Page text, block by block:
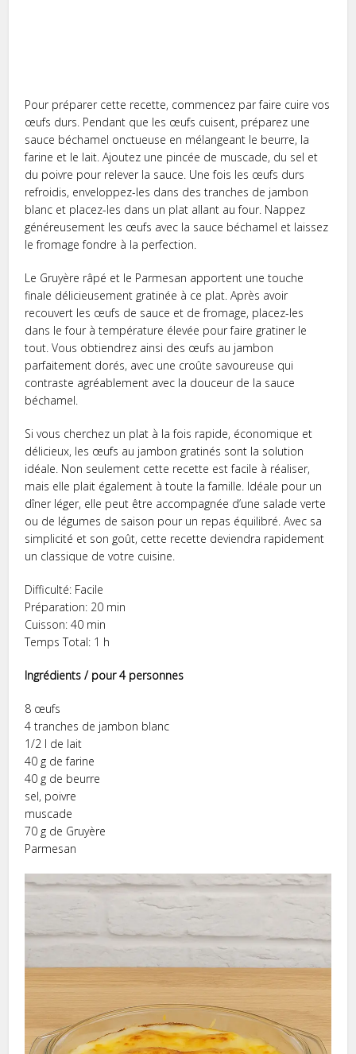
Pour préparer cette recette, commencez par faire cuire vos
œufs durs. Pendant que les œufs cuisent, préparez une
sauce béchamel onctueuse en mélangeant le beurre, la
farine et le lait. Ajoutez une pincée de muscade, du sel et
du poivre pour relever la sauce. Une fois les œufs durs
refroidis, enveloppez-les dans des tranches de jambon
blanc et placez-les dans un plat allant au four. Nappez
généreusement les œufs avec la sauce béchamel et laissez
le fromage fondre à la perfection.
Le Gruyère râpé et le Parmesan apportent une touche
finale délicieusement gratinée à ce plat. Après avoir
recouvert les œufs de sauce et de fromage, placez-les
dans le four à température élevée pour faire gratiner le
tout. Vous obtiendrez ainsi des œufs au jambon
parfaitement dorés, avec une croûte savoureuse qui
contraste agréablement avec la douceur de la sauce
béchamel.
Si vous cherchez un plat à la fois rapide, économique et
délicieux, les œufs au jambon gratinés sont la solution
idéale. Non seulement cette recette est facile à réaliser,
mais elle plait également à toute la famille. Idéale pour un
dîner léger, elle peut être accompagnée d’une salade verte
ou de légumes de saison pour un repas équilibré. Avec sa
simplicité et son goût, cette recette deviendra rapidement
un classique de votre cuisine.
Difficulté: Facile
Préparation: 20 min
Cuisson: 40 min
Temps Total: 1 h
Ingrédients / pour 4 personnes
8 œufs
4 tranches de jambon blanc
1/2 l de lait
40 g de farine
40 g de beurre
sel, poivre
muscade
70 g de Gruyère
Parmesan